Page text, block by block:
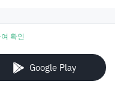
확인
Google Play